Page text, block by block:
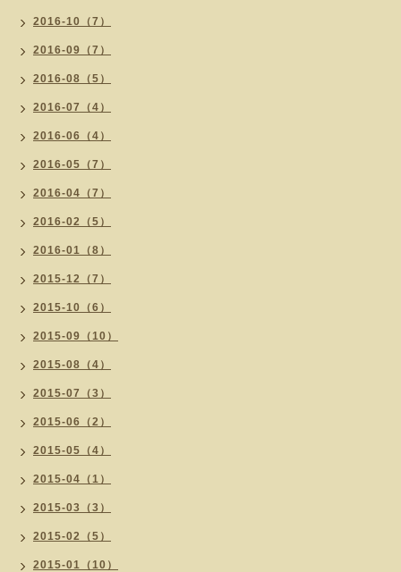
2016-10（7）
2016-09（7）
2016-08（5）
2016-07（4）
2016-06（4）
2016-05（7）
2016-04（7）
2016-02（5）
2016-01（8）
2015-12（7）
2015-10（6）
2015-09（10）
2015-08（4）
2015-07（3）
2015-06（2）
2015-05（4）
2015-04（1）
2015-03（3）
2015-02（5）
2015-01（10）